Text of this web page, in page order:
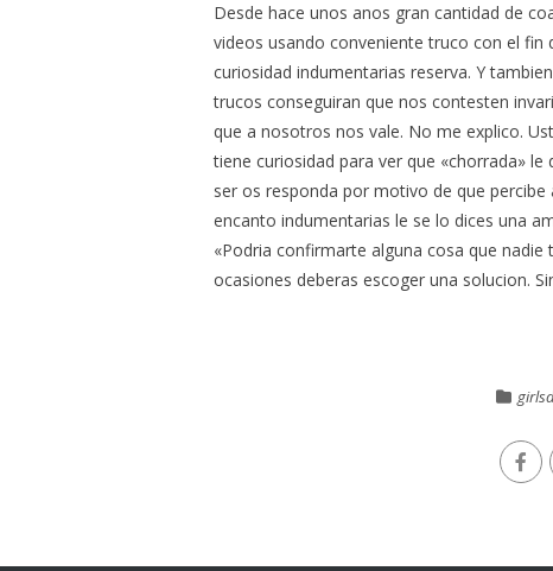
Desde hace unos anos gran cantidad de
videos usando conveniente truco con el fin
curiosidad indumentarias reserva. Y
trucos conseguiran que nos contesten
que a nosotros nos vale. No me explico.
tiene curiosidad para ver que «chorrada»
ser os responda por motivo de que
encanto indumentarias le se lo dices una
«Podria confirmarte alguna cosa que
ocasiones deberas escoger una solucion.